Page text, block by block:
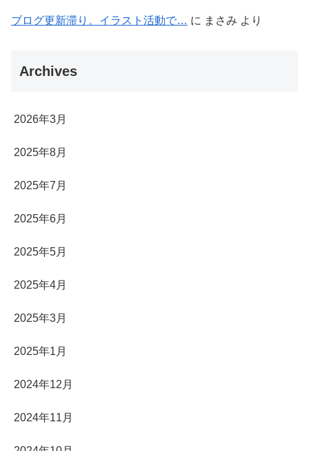
ブログ更新滞り。イラスト活動で… に まさみ より
Archives
2026年3月
2025年8月
2025年7月
2025年6月
2025年5月
2025年4月
2025年3月
2025年1月
2024年12月
2024年11月